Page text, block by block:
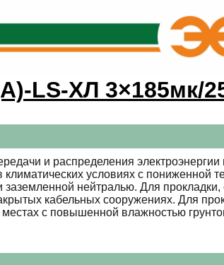
LS-ХЛ 3×185мк/
и распределения электроэнергии
условиях с пониженной
нейтралью. Для
кабельных сооружениях. Для
с повышенной влажностью